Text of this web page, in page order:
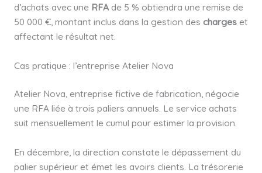
d’achats avec une RFAde 5 % obtiendra une remise de
50 000 €, montant inclus dans la gestion des chargeset
affectant le résultat net.
Cas pratique : l’entreprise Atelier Nova
Atelier Nova, entreprise fictive de fabrication, négocie
une RFA liée à trois paliers annuels. Le service achats
suit mensuellement le cumul pour estimer la provision.
En décembre, la direction constate le dépassement du
palier supérieur et émet les avoirs clients. La trésorerie